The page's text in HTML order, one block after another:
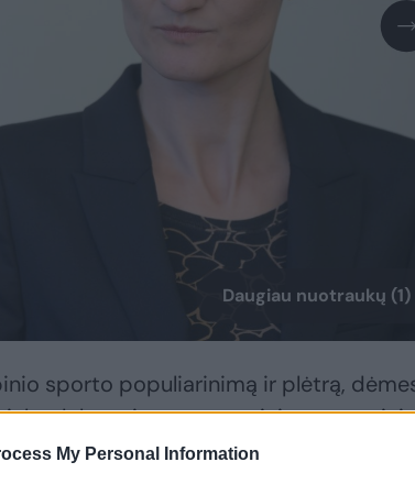
My Personal Information
Daugiau nuotraukų (1)
sporto populiarinimą ir plėtrą,
dalyvavimą tarptautiniuose
žiniasklaidai.